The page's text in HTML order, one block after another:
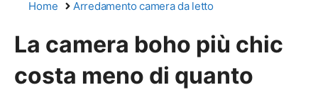
Home Arredamento camera da letto
La camera boho più chic
costa meno di quanto